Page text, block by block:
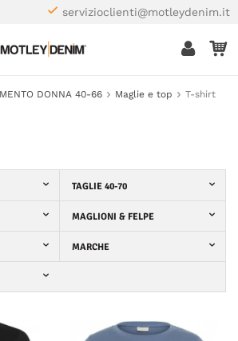
servizioclienti@motleydenim.it
DONNA 40-66 Maglie e top T-shirt
TAGLIE 40-70
MAGLIONI & FELPE
MARCHE